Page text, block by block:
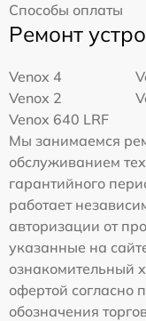
Способы оплаты
Ремонт
Venox 4
Venox 2
Venox 640 LRF
Мы занимаемся
обслуживанием
гарантийного
работает
авторизации от
указанные на
ознакомительный
офертой согласно
обозначения